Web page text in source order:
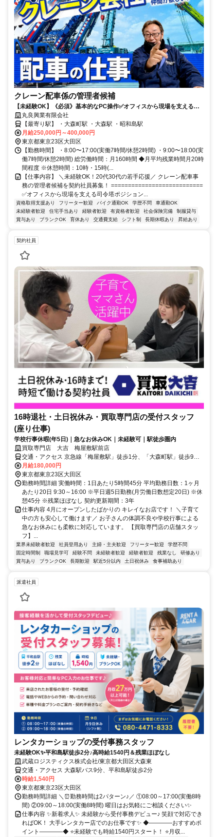
クレーン配車係の管理者候補
【未経験OK】《必須》基本的なPC操作✅オフィスから現場を支える司
令塔ポジション✅業務習得に応じて収入アップ可能✅正社員登用あり✅家
賃補助あり
丸良興業有限会社
【最寄り駅】 ・大森町駅 ・大森駅 ・昭和島駅
月給250,000円～400,000円
東京都東京23区大田区
【勤務時間】 ・8:00〜17:00(実働7時間/休憩2時間) ・9:00〜18:00(実
働7時間/休憩2時間) 総労働時間：月160時間 ◆月平均残業時間月20時
間程度 ※休憩時間：10時・15時(...
【仕事内容】 ＼未経験OK！20代30代の若手応援／ クレーン配車事
務の管理者候補を契約社員募集！ ===========================
✅オフィスから現場を支える司令塔ポジション...
資格取得支援あり フリーター歓迎 バイク通勤OK 学歴不問
車通勤OK
未経験者歓迎
住宅手当あり 経験者歓迎 有資格者歓迎 社会保険完備
制服貸与
賞与あり
ブランクOK 育休あり 交通費支給 シフト制 長期休暇あり 昇給あり
契約社員
16時退社・土日祝休み・買取専門店の受付スタッフ
(座り仕事)
学校行事休暇(年5日)｜急なお休みOK｜未経験可｜駅徒歩圏内
買取専門店 大吉 梅屋敷駅前店
交通・アクセス 京急線「梅屋敷駅」徒歩1分、「大森町駅」徒歩9
分、「京急蒲田駅」徒歩11分、JR「蒲田駅」徒歩17分 ＊梅屋敷通り
沿い
月給180,000円
東京都東京23区大田区
勤務時間詳細 実働時間：1日あたり5時間45分 平均勤務日数：1ヶ月
あたり20日 9:30～16:00 ※平日週5日勤務(月労働日数想定20日) ※休
憩45分 ※残業ほぼなし 契約更新期間：3年
仕事内容 4月にオープンしたばかりの キレイなお店です！ ＼子育て
中の方も安心して働けます／ お子さんの体調不良や学校行事による
急なお休みにも柔軟に対応しています。 【買取専門店の店舗スタッ
フ】...
業界未経験者歓迎 社員登用あり 主婦・主夫歓迎 フリーター歓迎
学歴不問
固定時間制
職場見学可 経験不問 未経験者歓迎 経験者歓迎 残業なし
研修あり
賞与あり
ブランクOK 長期歓迎 駅近5分以内 土日祝休み 食事補助あり
派遣社員
レンタカーショップの受付事務スタッフ
未経験OK✨平和島駅徒歩2分♪高時給1540円＆残業ほぼなし
武蔵ロジスティクス株式会社/東京都大田区大森東
交通・アクセス 大森駅バス9分、平和島駅徒歩2分
時給1,540円
東京都東京23区大田区
勤務時間詳細 ＼⏰勤務時間は2パターン♪／ ①08:00～17:00(実働8時
間) ②09:00～18:00(実働8時間) 曜日はお気軽にご相談ください✨
仕事内容 ✨新着求人✨ 未経験から受付事務デビュー♪ 笑顔で対応でき
ればOK！ 大手レンタカー店でのお仕事です✨ ◆――――おすすめポ
イント――――◆ ⭐未経験でも時給1540円スタート！ ⭐月収...